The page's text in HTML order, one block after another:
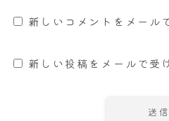
新しいコメントをメール
新しい投稿をメールで受